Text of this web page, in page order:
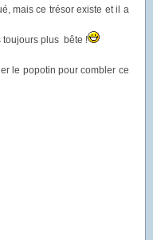
mais ce trésor existe et il a
toujours plus bête !
le popotin pour combler ce